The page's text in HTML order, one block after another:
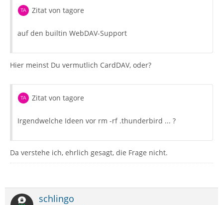
Zitat von tagore
auf den builtin WebDAV-Support
Hier meinst Du vermutlich CardDAV, oder?
Zitat von tagore
Irgendwelche Ideen vor rm -rf .thunderbird ... ?
Da verstehe ich, ehrlich gesagt, die Frage nicht.
schlingo